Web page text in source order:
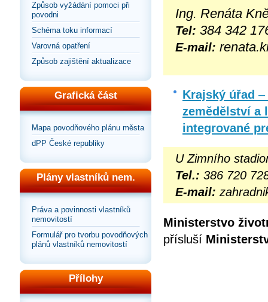
Způsob vyžádání pomoci při
povodni
Schéma toku informací
Varovná opatření
Způsob zajištění aktualizace
Grafická část
Mapa povodňového plánu města
dPP České republiky
Plány vlastníků nem.
Práva a povinnosti vlastníků
nemovitostí
Formulář pro tvorbu povodňových
plánů vlastníků nemovitostí
Přílohy
Ing. Renáta
Tel: 384 342
E-mail:
Krajský úřad –
zemědělství a
integrované
U Zimního
Tel.: 386 720
E-mail:
Ministerstvo
přísluší